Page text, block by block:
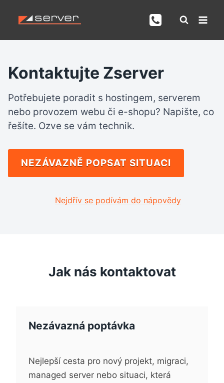
Kontaktujte Zserver
Potřebujete poradit s hostingem, serverem
nebo provozem webu či e-shopu? Napište, co
řešíte. Ozve se vám technik.
NEZÁVAZNĚ POPSAT SITUACI
Nejdřív se podívám do nápovědy
Jak nás kontaktovat
Nezávazná poptávka
Nejlepší cesta pro nový projekt, migraci,
managed server nebo situaci, která